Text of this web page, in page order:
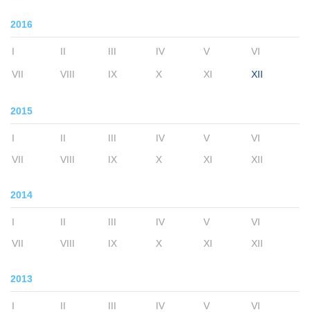
2016
I II III IV V VI
VII VIII IX X XI XII
2015
I II III IV V
VI
VII
VIII IX X XI XII
2014
I II III IV V
VI
VII
VIII IX X XI XII
2013
I II III IV V
VI